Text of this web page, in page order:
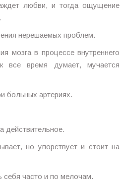
любви, и тогда ощущение
нерешаемых проблем.
мозга в процессе внутреннего
все время думает, мучается
больных артериях.
действительное.
но упорствует и стоит на
себя часто и по мелочам.